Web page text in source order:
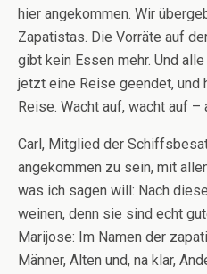
hier angekommen. Wir
Zapatistas. Die Vorräte auf
gibt kein Essen mehr. Und
jetzt eine Reise geendet, und
Reise. Wacht auf, wacht auf
Carl, Mitglied der
angekommen zu sein, mit
was ich sagen will: Nach
weinen, denn sie sind echt
Marijose: Im Namen der
Männer, Alten und, na klar,